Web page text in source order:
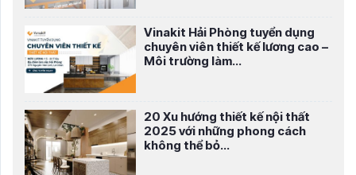
Vinakit Hải Phòng tuyển dụng
chuyên viên thiết kế lương cao –
Môi trường làm...
20 Xu hướng thiết kế nội thất
2025 với những phong cách
không thể bỏ...